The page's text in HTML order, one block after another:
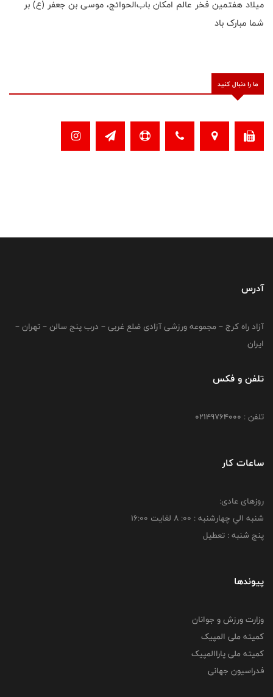
میلاد هفتمین فخر عالم امکان باب‌الحوائج، موسی بن جعفر (ع) بر
شما مبارک باد
ما را دنبال کنید
آدرس
آزاد راه کرج – مجموعه ورزشی آزادی ضلع غربی – درب پنج سالن – تهران –
ایران
تلفن و فکس
تلفن : 02149764000
ساعات کار
روزهای عادی:
شنبه الي چهارشنبه : 00: 8 لغايت 16:00
پنج شنبه : تعطیل
پیوندها
وزارت ورزش و جوانان
کمیته ملی المپیک
کمیته ملی پاراالمپیک
فدراسیون جهانی